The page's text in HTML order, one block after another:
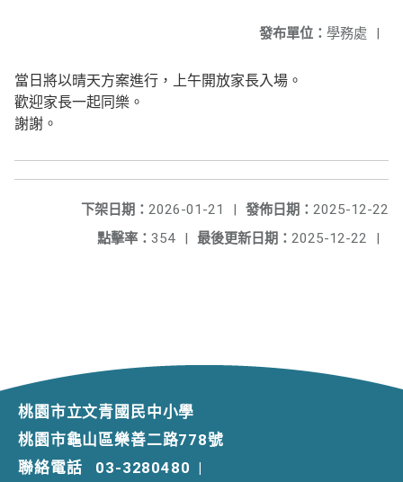
發布單位： 學務處 |
當日將以晴天方案進行，上午開放家長入場。
歡迎家長一起同樂。
謝謝。
發佈日期： 2025-12-22
下架日期： 2026-01-21
|
最後更新日期： 2025-12-22 |
點擊率： 354 |
桃園市立文青國民中小學
桃園市龜山區樂善二路778號
聯絡電話
03-3280480 |